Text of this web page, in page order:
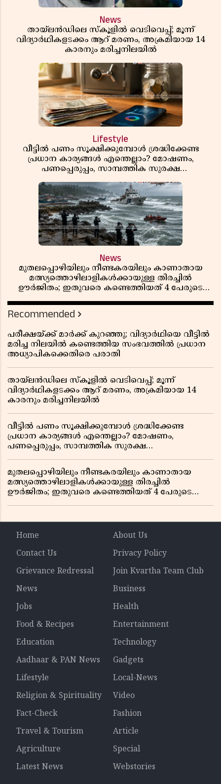
News
തായ്‌ലൻഡിലെ സ്‌കൂളിൽ വെടിവെപ്പ്; മൂന്ന്
വിദ്യാർഥികളടക്കം ആറ് മരണം, അക്രമിയായ 14
കാരനും മരിച്ചനിലയിൽ
Lifestyle
വീട്ടിൽ പണം സൂക്ഷിക്കുമ്പോൾ ശ്രദ്ധിക്കേണ്ട
പ്രധാന കാര്യങ്ങൾ എന്തെല്ലാം? മോഷണം,
പണപ്പെരുപ്പം, സാമ്പത്തിക സുരക്ഷ
News
മുതലപ്പൊഴിയിലും നീണ്ടകരയിലും കാണാതായ
മത്സ്യത്തൊഴിലാളികൾക്കായുള്ള തിരച്ചിൽ
ഊർജിതം; ഇതുവരെ കണ്ടെത്തിയത് 4 പേരുടെ
Recommended
പരീക്ഷയ്ക്ക് മാർക്ക് കുറഞ്ഞു; വിദ്യാർഥിയെ വീട്ടിൽ
മരിച്ച നിലയിൽ കണ്ടെത്തിയ സംഭവത്തിൽ പ്രധാന
അധ്യാപികക്കെതിരെ പരാതി
തായ്‌ലൻഡിലെ സ്‌കൂളിൽ വെടിവെപ്പ്; മൂന്ന്
വിദ്യാർഥികളടക്കം ആറ് മരണം, അക്രമിയായ 14
കാരനും മരിച്ചനിലയിൽ
വീട്ടിൽ പണം സൂക്ഷിക്കുമ്പോൾ ശ്രദ്ധിക്കേണ്ട
പ്രധാന കാര്യങ്ങൾ എന്തെല്ലാം? മോഷണം,
പണപ്പെരുപ്പം, സാമ്പത്തിക സുരക്ഷ
മുതലപ്പൊഴിയിലും നീണ്ടകരയിലും കാണാതായ
മത്സ്യത്തൊഴിലാളികൾക്കായുള്ള തിരച്ചിൽ
ഊർജിതം; ഇതുവരെ കണ്ടെത്തിയത് 4 പേരുടെ
Home
About Us
Contact Us
Privacy Policy
Grievance Redressal
Join Kvartha Team Club
News
Business
Jobs
Health
Food & Recipes
Entertainment
Education
Technology
Aadhaar & PAN News
Gadgets
Lifestyle
Local-News
Religion & Spirituality
Video
Fact-Check
Fashion
Travel & Tourism
Article
Agriculture
Special
Latest News
Webstories